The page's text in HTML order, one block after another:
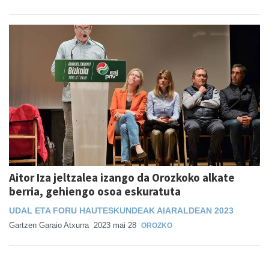
Aitor Iza jeltzalea izango da Orozkoko alkate
berria, gehiengo osoa eskuratuta
UDAL ETA FORU HAUTESKUNDEAK AIARALDEAN 2023
Gartzen Garaio Atxurra 2023 mai 28 OROZKO